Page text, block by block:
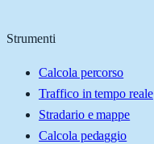
Strumenti
Calcola percorso
Traffico in tempo reale
Stradario e mappe
Calcola pedaggio